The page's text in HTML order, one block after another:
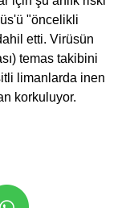
"öncelikli
etti. Virüsün
temas takibini
limanlarda inen
korkuluyor.